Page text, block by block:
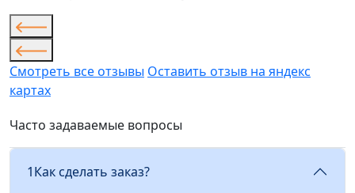
Смотреть все отзывы Оставить отзыв на яндекс
картах
Часто задаваемые вопросы
1Как сделать заказ?